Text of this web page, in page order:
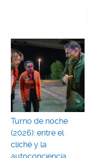
Turno de noche
(2026): entre el
cliché y la
autoconciencia